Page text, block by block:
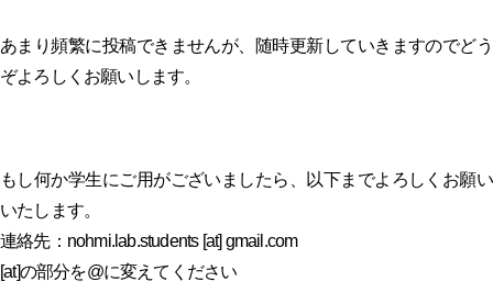
あまり頻繁に投稿できませんが、随時更新していきますのでどう
ぞよろしくお願いします。
もし何か学生にご用がございましたら、以下までよろしくお願い
いたします。
連絡先：nohmi.lab.students [at] gmail.com
[at]の部分を@に変えてください